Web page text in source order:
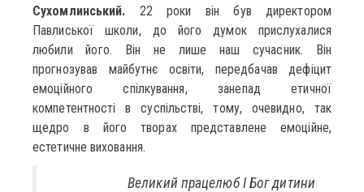
Сухомлинський. 22 роки він був директором
Павлиської школи, до його думок прислухалися
любили його. Він не лише наш сучасник. Він
прогнозував майбутнє освіти, передбачав дефіцит
емоційного спілкування, занепад етичної
компетентності в суспільстві, тому, очевидно, так
щедро в його творах представлене емоційне,
естетичне виховання.
Великий працелюб І Бог дитини